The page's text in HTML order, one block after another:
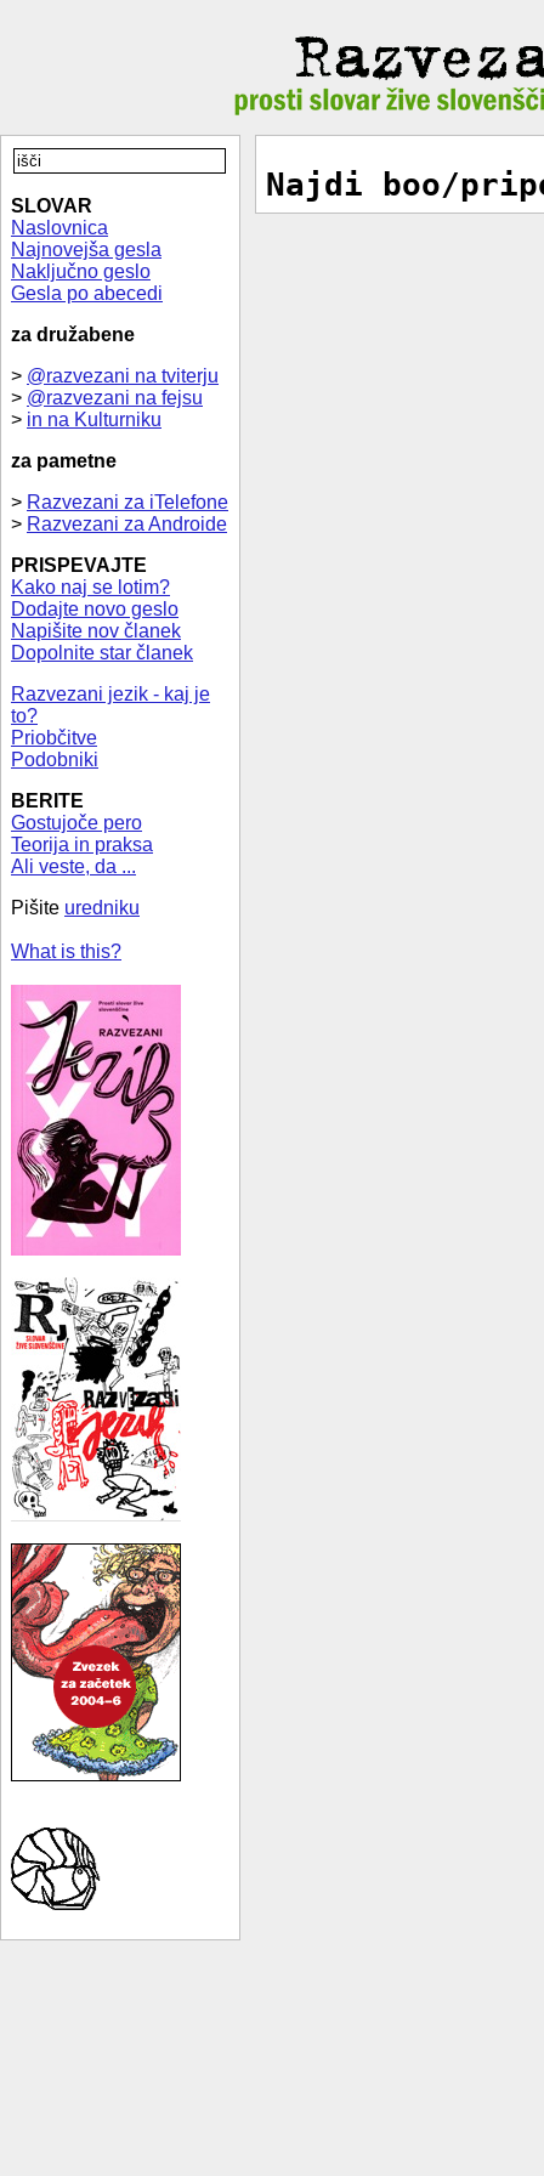
SLOVAR
Naslovnica
Najnovejša gesla
Naključno geslo
Gesla po abecedi
za družabene
> @razvezani na tviterju
> @razvezani na fejsu
> in na Kulturniku
za pametne
> Razvezani za iTelefone
> Razvezani za Androide
PRISPEVAJTE
Kako naj se lotim?
Dodajte novo geslo
Napišite nov članek
Dopolnite star članek
Razvezani jezik - kaj je
to?
Priobčitve
Podobniki
BERITE
Gostujoče pero
Teorija in praksa
Ali veste, da ...
Pišite uredniku
What is this?
Najdi boo/